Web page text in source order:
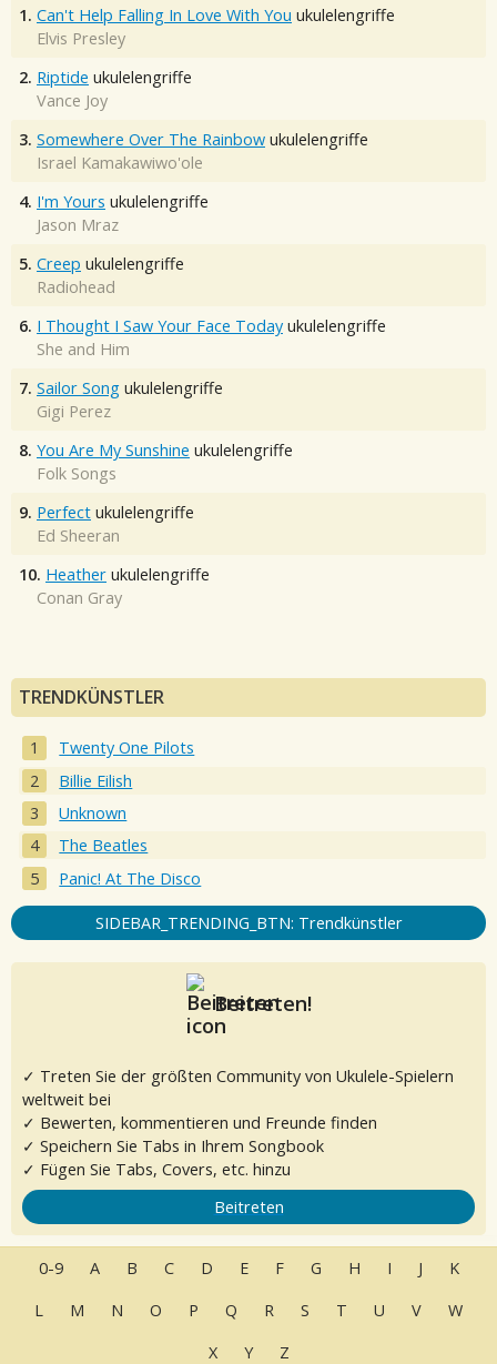
1. Can't Help Falling In Love With You ukulelengriffe
Elvis Presley
2. Riptide ukulelengriffe
Vance Joy
3. Somewhere Over The Rainbow ukulelengriffe
Israel Kamakawiwo'ole
4. I'm Yours ukulelengriffe
Jason Mraz
5. Creep ukulelengriffe
Radiohead
6. I Thought I Saw Your Face Today ukulelengriffe
She and Him
7. Sailor Song ukulelengriffe
Gigi Perez
8. You Are My Sunshine ukulelengriffe
Folk Songs
9. Perfect ukulelengriffe
Ed Sheeran
10. Heather ukulelengriffe
Conan Gray
TRENDKÜNSTLER
Twenty One Pilots
Billie Eilish
Unknown
The Beatles
Panic! At The Disco
SIDEBAR_TRENDING_BTN: Trendkünstler
Beitreten!
✓ Treten Sie der größten Community von Ukulele-Spielern
weltweit bei
✓ Bewerten, kommentieren und Freunde finden
✓ Speichern Sie Tabs in Ihrem Songbook
✓ Fügen Sie Tabs, Covers, etc. hinzu
Beitreten
0-9 A B C D E F G H I J
K
L
M N O P Q R S T U V
W
X
Y Z